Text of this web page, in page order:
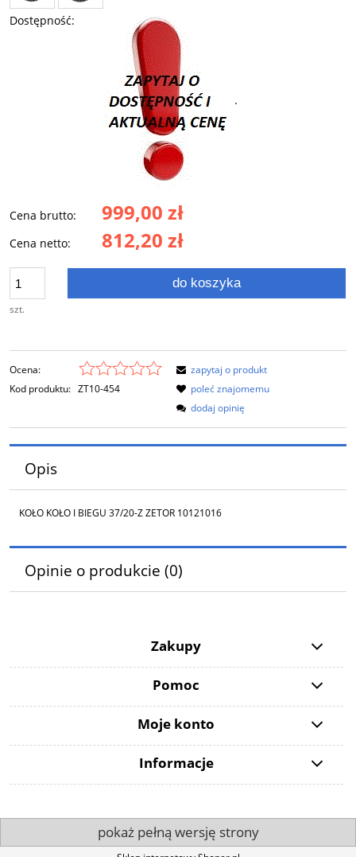
Dostępność:
.
Cena brutto: 999,00 zł
Cena netto: 812,20 zł
szt.
do koszyka
Ocena:
Kod produktu: ZT10-454
zapytaj o produkt
poleć znajomemu
dodaj opinię
Opis
KOŁO KOŁO I BIEGU 37/20-Z ZETOR 10121016
Opinie o produkcie (0)
Zakupy
Pomoc
Moje konto
Informacje
pokaż pełną wersję strony